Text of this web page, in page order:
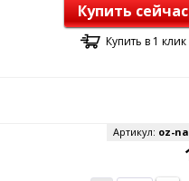
Купить сейчас
Купить в 1 клик
Артикул: oz-